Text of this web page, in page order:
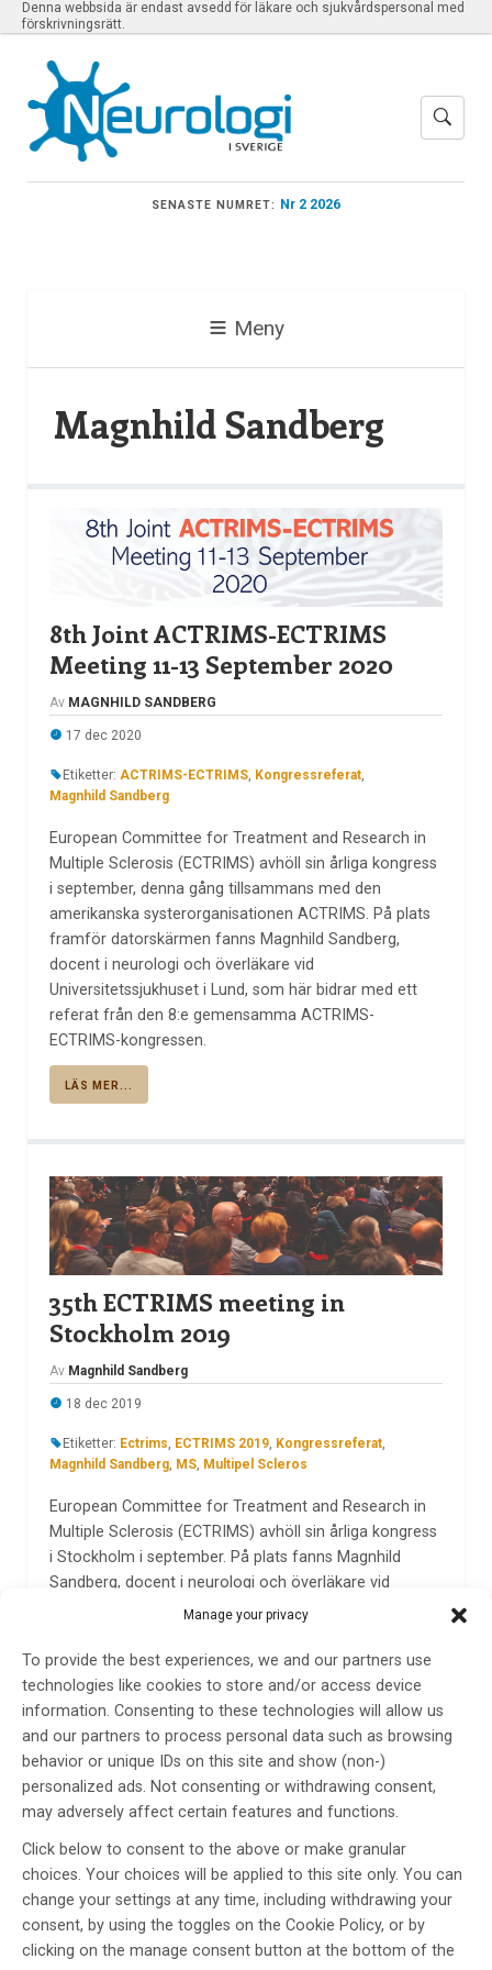
Manage your privacy
To provide the best experiences, we and our partners use
technologies like cookies to store and/or access device
information. Consenting to these technologies will allow us
and our partners to process personal data such as browsing
behavior or unique IDs on this site and show (non-)
personalized ads. Not consenting or withdrawing consent,
may adversely affect certain features and functions.
Click below to consent to the above or make granular
choices. Your choices will be applied to this site only. You can
change your settings at any time, including withdrawing your
consent, by using the toggles on the Cookie Policy, or by
clicking on the manage consent button at the bottom of the
Denna webbsida är endast avsedd för läkare och sjukvårdspersonal med
förskrivningsrätt.
SENASTE NUMRET: Nr 2 2026
Meny
Magnhild Sandberg
8th Joint ACTRIMS-ECTRIMS
Meeting 11-13 September 2020
Av MAGNHILD SANDBERG
17 dec 2020
Etiketter: ACTRIMS-ECTRIMS, Kongressreferat,
Magnhild Sandberg
European Committee for Treatment and Research in
Multiple Sclerosis (ECTRIMS) avhöll sin årliga kongress
i september, denna gång tillsammans med den
amerikanska systerorganisationen ACTRIMS. På plats
framför datorskärmen fanns Magnhild Sandberg,
docent i neurologi och överläkare vid
Universitetssjukhuset i Lund, som här bidrar med ett
referat från den 8:e gemensamma ACTRIMS-
ECTRIMS-kongressen.
LÄS MER...
35th ECTRIMS meeting in
Stockholm 2019
Av Magnhild Sandberg
18 dec 2019
Etiketter: Ectrims, ECTRIMS 2019, Kongressreferat,
Magnhild Sandberg, MS, Multipel Scleros
European Committee for Treatment and Research in
Multiple Sclerosis (ECTRIMS) avhöll sin årliga kongress
i Stockholm i september. På plats fanns Magnhild
Sandberg, docent i neurologi och överläkare vid
Universitetssjukhuset i Lund, som här bidrar med en
än 10.000 deltagare.
LÄS MER...
34th ECTRIMS MEETING – Berlin,
10–12 oktober 2018